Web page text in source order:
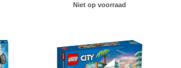
Niet op voorraad